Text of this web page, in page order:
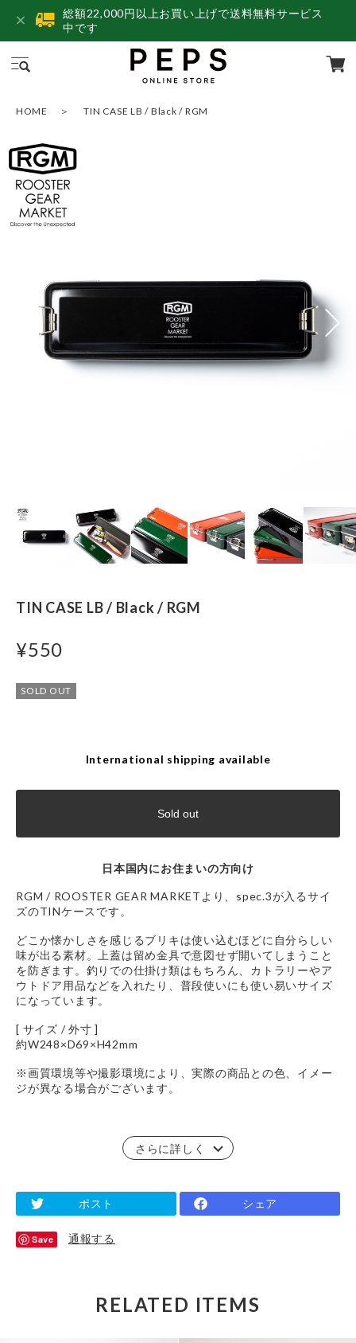
総額22,000円以上お買い上げで送料無料サービス
中です
HOME TIN CASE LB / Black / RGM
TIN CASE LB / Black / RGM
¥550
SOLD OUT
International shipping available
Sold out
日本国内にお住まいの方向け
RGM / ROOSTER GEAR MARKETより、spec.3が入るサイ
ズのTINケースです。
どこか懐かしさを感じるブリキは使い込むほどに自分らしい
味が出る素材。上蓋は留め金具で意図せず開いてしまうこと
を防ぎます。釣りでの仕掛け類はもちろん、カトラリーやア
ウトドア用品などを入れたり、普段使いにも使い易いサイズ
になっています。
[ サイズ / 外寸 ]
約W248×D69×H42mm
※画質環境等や撮影環境により、実際の商品との色、イメー
ジが異なる場合がございます。
さらに詳しく
ポスト シェア
Save 通報する
RELATED ITEMS